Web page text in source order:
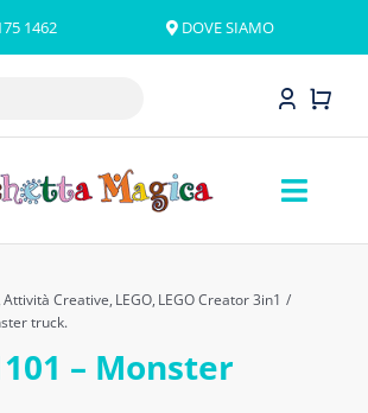
1462 DOVE SIAMO
Toggle
Attività Creative LEGO LEGO Creator 3in1
truck.
– Monster